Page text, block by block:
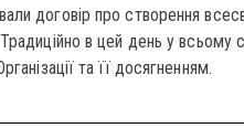
договір про створення
в цей день у всьому
та її досягненням.